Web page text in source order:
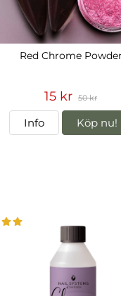
Red Chrome Powder
15 kr 50 kr
Info Köp nu!